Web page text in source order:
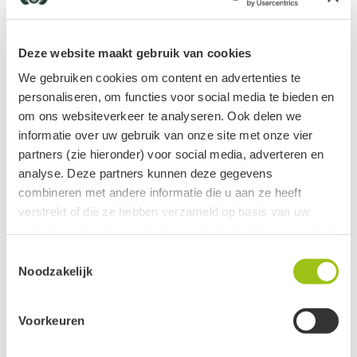
Deze website maakt gebruik van cookies
We gebruiken cookies om content en advertenties te
personaliseren, om functies voor social media te bieden en
om ons websiteverkeer te analyseren. Ook delen we
informatie over uw gebruik van onze site met onze vier
partners (zie hieronder) voor social media, adverteren en
analyse. Deze partners kunnen deze gegevens
combineren met andere informatie die u aan ze heeft
verstrekt of die ze hebben verzameld op basis van uw
Clerk
Noodzakelijk
Voorkeuren
HSP Gezinspakket
vanaf
56,85 €51,15
Bergkristal knuffelsteen
vanaf
€2,85